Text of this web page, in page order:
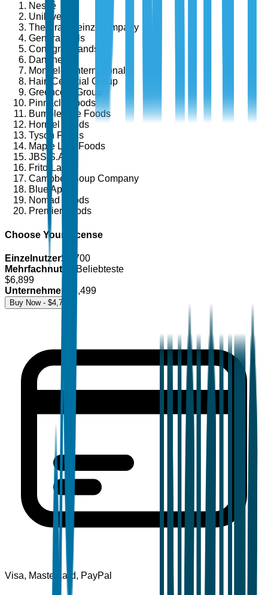
Nestlé
Unilever
The Kraft Heinz Company
General Mills
Conagra Brands
Danone
Mondelez International
Hain Celestial Group
Greencore Group
Pinnacle Foods
Bumble Bee Foods
Hormel Foods
Tyson Foods
Maple Leaf Foods
JBS S.A.
Frito-Lay
Campbell Soup Company
Blue Apron
Nomad Foods
Premier Foods
Choose Your License
Einzelnutzer$
4,700
Mehrfachnutzer
Beliebteste
$6,899
Unternehmen
8,499
Buy Now - $4,700
Visa, Mastercard, PayPal